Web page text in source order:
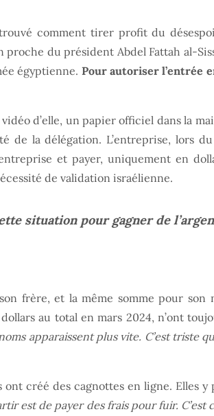
comment tirer profit du
du président Abdel Fattah al-
égyptienne. Pour autoriser l’entrée
d’elle, un papier officiel dans la
de la délégation. L’entreprise, lors
et payer, uniquement en
de validation israélienne.
situation pour gagner de
frère, et la même somme pour
au total en mars 2024, n’ont
apparaissent plus vite. C’est
créé des cagnottes en ligne. Elles
est de payer des frais pour fuir.